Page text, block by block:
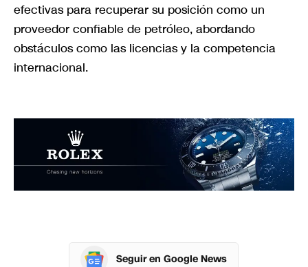
efectivas para recuperar su posición como un
proveedor confiable de petróleo, abordando
obstáculos como las licencias y la competencia
internacional.
Seguir en Google News